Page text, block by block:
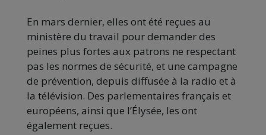
En mars dernier, elles ont été reçues au
ministère du travail pour demander des
peines plus fortes aux patrons ne respectant
pas les normes de sécurité, et une campagne
de prévention, depuis diffusée à la radio et à
la télévision. Des parlementaires français et
européens, ainsi que l’Élysée, les ont
également reçues.